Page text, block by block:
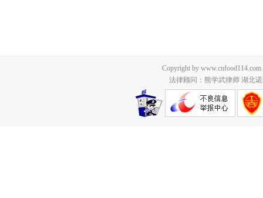
Copyright by
法律顾问：熊学武律师 湖北